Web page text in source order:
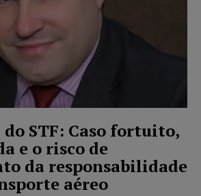
do STF: Caso fortuito,
e o risco de
da responsabilidade
aéreo